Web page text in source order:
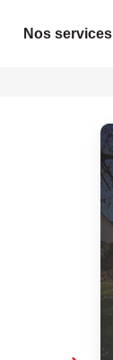
Nos services